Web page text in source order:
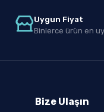
Uygun Fiyat
Binlerce ürün en
Bize Ulaşın